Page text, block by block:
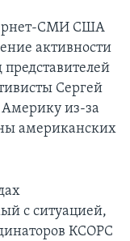
СМИ США
активности
Сергей
из-за
американских
с ситуацией,
КСОРС